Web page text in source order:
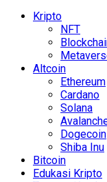
Kripto
NFT
Altcoin
Ethereum
Cardano
Solana
Dogecoin
Shiba Inu
Bitcoin
Edukasi Kripto